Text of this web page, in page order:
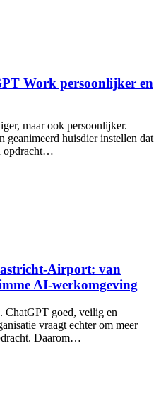
Work persoonlijker en
maar ook persoonlijker.
huisdier instellen dat
opdracht…
Airport: van
AI-werkomgeving
ChatGPT goed, veilig en
vraagt echter om meer
Daarom…